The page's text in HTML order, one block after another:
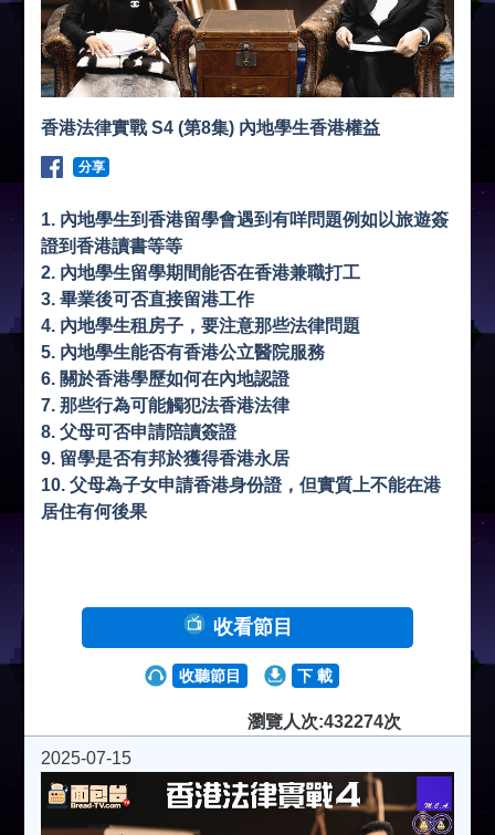
香港法律實戰 S4 (第8集) 內地學生香港權益
分享
1. 內地學生到香港留學會遇到有咩問題例如以旅遊簽
證到香港讀書等等
2. 內地學生留學期間能否在香港兼職打工
3. 畢業後可否直接留港工作
4. 內地學生租房子，要注意那些法律問題
5. 內地學生能否有香港公立醫院服務
6. 關於香港學歷如何在內地認證
7. 那些行為可能觸犯法香港法律
8. 父母可否申請陪讀簽證
9. 留學是否有邦於獲得香港永居
10. 父母為子女申請香港身份證，但實質上不能在港
居住有何後果
收看節目
收聽節目 下 載
瀏覽人次:432274次
2025-07-15